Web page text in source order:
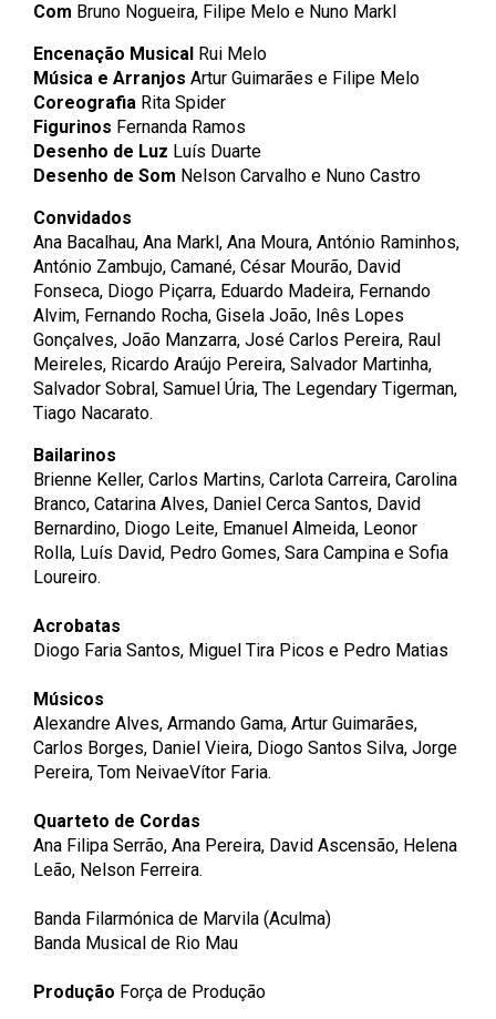
Com Bruno Nogueira, Filipe Melo e Nuno Markl
Encenação Musical Rui Melo
Música e Arranjos Artur Guimarães e Filipe Melo
Coreografia Rita Spider
Figurinos Fernanda Ramos
Desenho de Luz Luís Duarte
Desenho de Som Nelson Carvalho e Nuno Castro
Convidados
Ana Bacalhau, Ana Markl, Ana Moura, António Raminhos,
António Zambujo, Camané, César Mourão, David
Fonseca, Diogo Piçarra, Eduardo Madeira, Fernando
Alvim, Fernando Rocha, Gisela João, Inês Lopes
Gonçalves, João Manzarra, José Carlos Pereira, Raul
Meireles, Ricardo Araújo Pereira, Salvador Martinha,
Salvador Sobral, Samuel Úria, The Legendary Tigerman,
Tiago Nacarato.
Bailarinos
Brienne Keller, Carlos Martins, Carlota Carreira, Carolina
Branco, Catarina Alves, Daniel Cerca Santos, David
Bernardino, Diogo Leite, Emanuel Almeida, Leonor
Rolla, Luís David, Pedro Gomes, Sara Campina e Sofia
Loureiro.
Acrobatas
Diogo Faria Santos, Miguel Tira Picos e Pedro Matias
Músicos
Alexandre Alves, Armando Gama, Artur Guimarães,
Carlos Borges, Daniel Vieira, Diogo Santos Silva, Jorge
Pereira, Tom NeivaeVítor Faria.
Quarteto de Cordas
Ana Filipa Serrão, Ana Pereira, David Ascensão, Helena
Leão, Nelson Ferreira.
Banda Filarmónica de Marvila (Aculma)
Banda Musical de Rio Mau
Produção Força de Produção